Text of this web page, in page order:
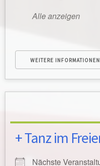
Alle anzeigen
WEITERE INFORMATIONEN
+ Tanz im
Nächste